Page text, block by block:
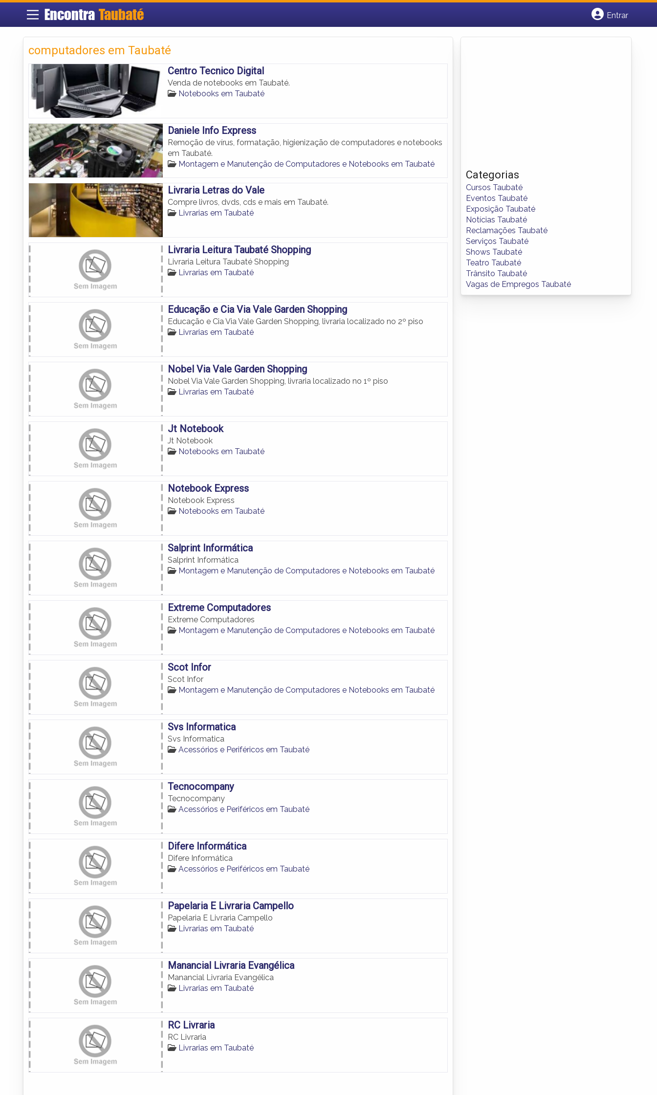
Encontra Taubaté
Entrar
computadores em Taubaté
Centro Tecnico Digital
Venda de notebooks em Taubaté.
Notebooks em Taubaté
Daniele Info Express
Remoção de vírus, formatação, higienização de computadores e notebooks
em Taubaté.
Montagem e Manutenção de Computadores e Notebooks em Taubaté
Livraria Letras do Vale
Compre livros, dvds, cds e mais em Taubaté.
Livrarias em Taubaté
Livraria Leitura Taubaté Shopping
Livraria Leitura Taubaté Shopping
Livrarias em Taubaté
Educação e Cia Via Vale Garden Shopping
Educação e Cia Via Vale Garden Shopping, livraria localizado no 2º piso
Livrarias em Taubaté
Nobel Via Vale Garden Shopping
Nobel Via Vale Garden Shopping, livraria localizado no 1º piso
Livrarias em Taubaté
Jt Notebook
Jt Notebook
Notebooks em Taubaté
Notebook Express
Notebook Express
Notebooks em Taubaté
Salprint Informática
Salprint Informática
Montagem e Manutenção de Computadores e Notebooks em Taubaté
Extreme Computadores
Extreme Computadores
Montagem e Manutenção de Computadores e Notebooks em Taubaté
Scot Infor
Scot Infor
Montagem e Manutenção de Computadores e Notebooks em Taubaté
Svs Informatica
Svs Informatica
Acessórios e Periféricos em Taubaté
Tecnocompany
Tecnocompany
Acessórios e Periféricos em Taubaté
Difere Informática
Difere Informática
Acessórios e Periféricos em Taubaté
Papelaria E Livraria Campello
Papelaria E Livraria Campello
Livrarias em Taubaté
Manancial Livraria Evangélica
Manancial Livraria Evangélica
Livrarias em Taubaté
RC Livraria
RC Livraria
Livrarias em Taubaté
Categorias
Cursos Taubaté
Eventos Taubaté
Exposição Taubaté
Notícias Taubaté
Reclamações Taubaté
Serviços Taubaté
Shows Taubaté
Teatro Taubaté
Trânsito Taubaté
Vagas de Empregos Taubaté